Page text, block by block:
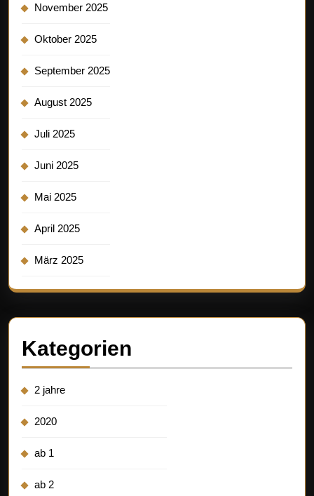
November 2025
Oktober 2025
September 2025
August 2025
Juli 2025
Juni 2025
Mai 2025
April 2025
März 2025
Kategorien
2 jahre
2020
ab 1
ab 2